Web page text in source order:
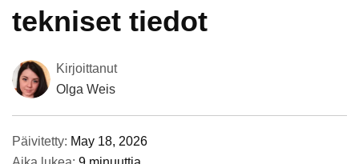
tekniset tiedot
Kirjoittanut
Olga Weis
Päivitetty: May 18, 2026